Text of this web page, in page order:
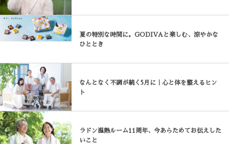
夏の特別な時間に。GODIVAと楽しむ、涼やかな
ひととき
なんとなく不調が続く5月に｜心と体を整えるヒン
ト
ラドン温熱ルーム11周年、今あらためてお伝えした
いこと